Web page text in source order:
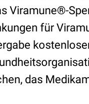
Viramune®-
für
das